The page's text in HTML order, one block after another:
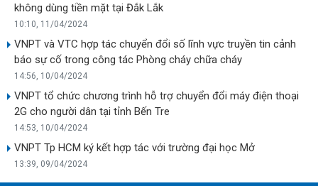
không dùng tiền mặt tại Đắk Lắk
10:10, 11/04/2024
VNPT và VTC hợp tác chuyển đổi số lĩnh vực truyền tin cảnh
báo sự cố trong công tác Phòng cháy chữa cháy
14:56, 10/04/2024
VNPT tổ chức chương trình hỗ trợ chuyển đổi máy điện thoại
2G cho người dân tại tỉnh Bến Tre
14:53, 10/04/2024
VNPT Tp HCM ký kết hợp tác với trường đại học Mở
13:39, 09/04/2024